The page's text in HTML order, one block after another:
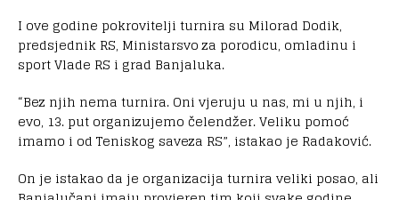
I ove godine pokrovitelji turnira su Milorad Dodik,
predsjednik RS, Ministarsvo za porodicu, omladinu i
sport Vlade RS i grad Banjaluka.
“Bez njih nema turnira. Oni vjeruju u nas, mi u njih, i
evo, 13. put organizujemo čelendžer. Veliku pomoć
imamo i od Teniskog saveza RS”, istakao je Radaković.
On je istakao da je organizacija turnira veliki posao, ali